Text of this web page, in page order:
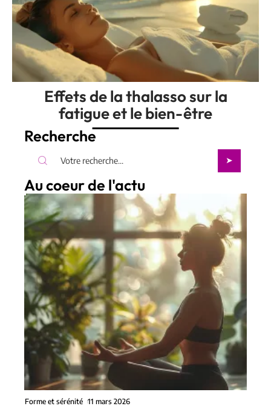
Effets de la thalasso sur la
fatigue et le bien-être
Recherche
Au coeur de l'actu
Forme et sérénité 11 mars 2026